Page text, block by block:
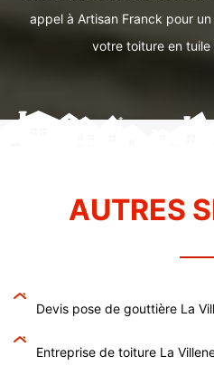
appel à Artisan Franck pour
votre toiture en tuile
AUTRES
Devis pose de gouttière La
Entreprise de toiture La